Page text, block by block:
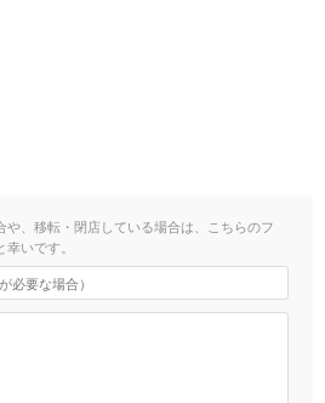
や、移転・閉店している場合は、こちらのフ
いです。